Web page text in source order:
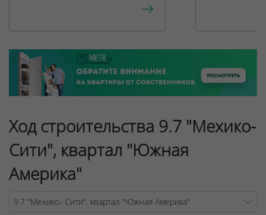
Ход строительства 9.7 "Мехико-
Сити", квартал "Южная
Америка"